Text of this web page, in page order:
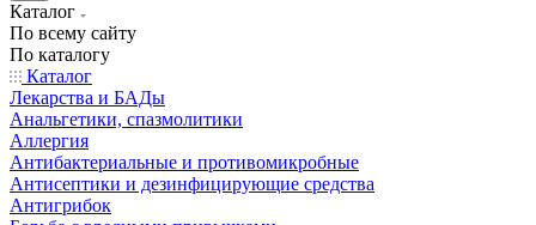
Каталог
По всему сайту
По каталогу
Каталог
Лекарства и БАДы
Анальгетики, спазмолитики
Аллергия
Антибактериальные и противомикробные
Антисептики и дезинфицирующие средства
Антигрибок